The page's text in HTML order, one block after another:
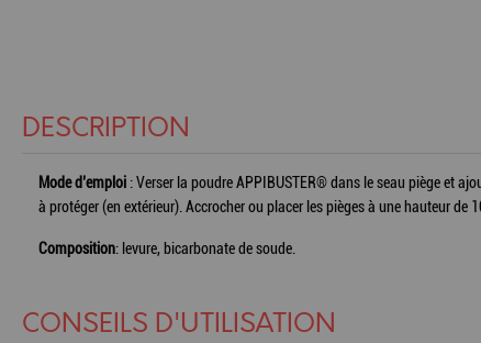
DESCRIPTION
Mode d’emploi : Verser la poudre APPIBUSTER® dans le seau piège et
à protéger (en extérieur). Accrocher ou placer les pièges à une hauteur
Composition: levure, bicarbonate de soude.
CONSEILS D'UTILISATION